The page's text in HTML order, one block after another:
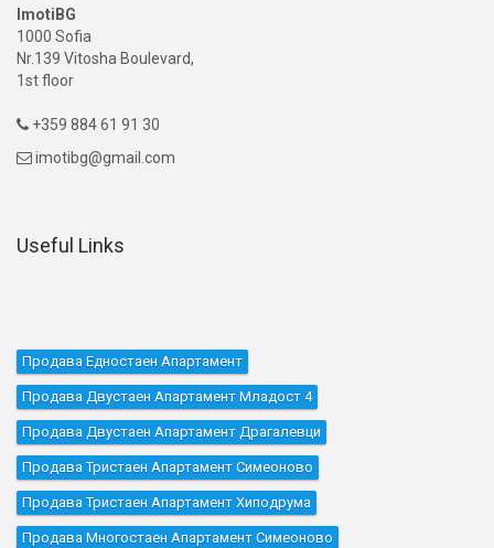
ImotiBG
1000 Sofia
Nr.139 Vitosha Boulevard,
1st floor
 +359 884 61 91 30
 imotibg@gmail.com
Useful Links
Продава Едностаен Апартамент
Продава Двустаен Апартамент Младост 4
Продава Двустаен Апартамент Драгалевци
Продава Тристаен Апартамент Симеоново
Продава Тристаен Апартамент Хиподрума
Продава Многостаен Апартамент Симеоново